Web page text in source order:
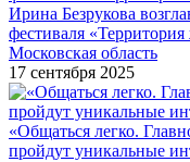
Ирина Безрукова
фестиваля «Территория
Московская область
17 сентября 2025
«Общаться легко.
пройдут уникальные